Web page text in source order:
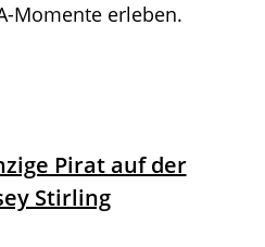
Momente erleben.
Pirat auf der
Stirling